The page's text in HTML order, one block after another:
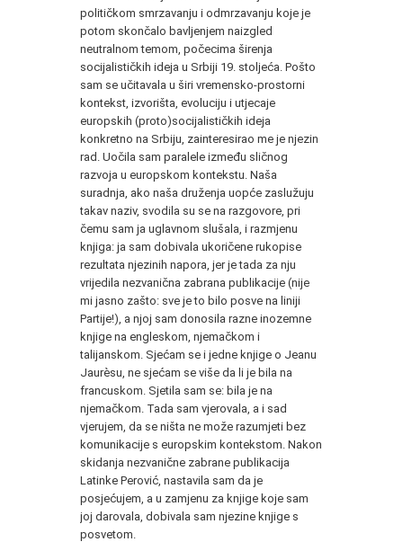
političkom smrzavanju i odmrzavanju koje je
potom skončalo bavljenjem naizgled
neutralnom temom, počecima širenja
socijalističkih ideja u Srbiji 19. stoljeća. Pošto
sam se učitavala u širi vremensko-prostorni
kontekst, izvorišta, evoluciju i utjecaje
europskih (proto)socijalističkih ideja
konkretno na Srbiju, zainteresirao me je njezin
rad. Uočila sam paralele između sličnog
razvoja u europskom kontekstu. Naša
suradnja, ako naša druženja uopće zaslužuju
takav naziv, svodila su se na razgovore, pri
čemu sam ja uglavnom slušala, i razmjenu
knjiga: ja sam dobivala ukoričene rukopise
rezultata njezinih napora, jer je tada za nju
vrijedila nezvanična zabrana publikacije (nije
mi jasno zašto: sve je to bilo posve na liniji
Partije!), a njoj sam donosila razne inozemne
knjige na engleskom, njemačkom i
talijanskom. Sjećam se i jedne knjige o Jeanu
Jaurèsu, ne sjećam se više da li je bila na
francuskom. Sjetila sam se: bila je na
njemačkom. Tada sam vjerovala, a i sad
vjerujem, da se ništa ne može razumjeti bez
komunikacije s europskim kontekstom. Nakon
skidanja nezvanične zabrane publikacija
Latinke Perović, nastavila sam da je
posjećujem, a u zamjenu za knjige koje sam
joj darovala, dobivala sam njezine knjige s
posvetom.